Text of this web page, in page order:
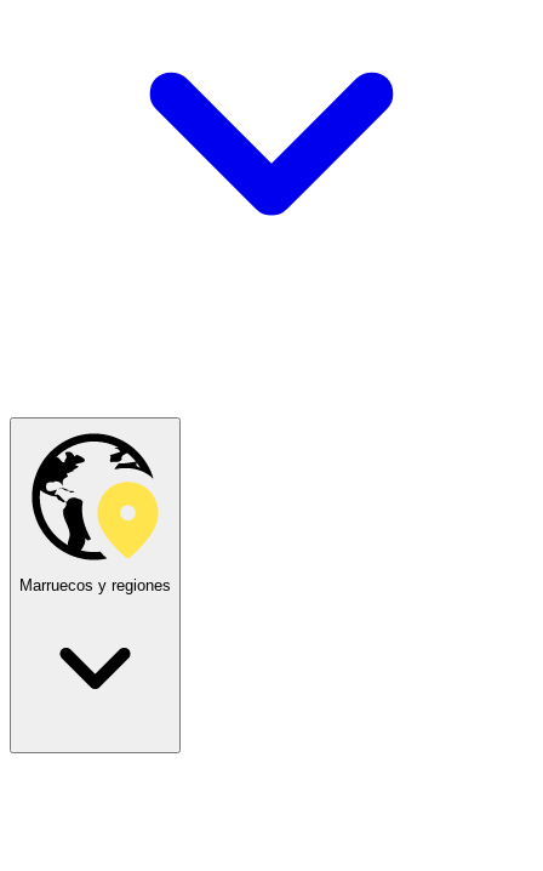
Marruecos y regiones